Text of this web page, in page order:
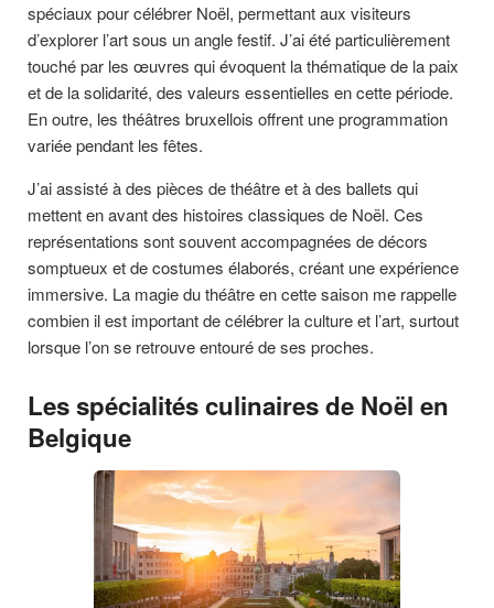
spéciaux pour célébrer Noël, permettant aux visiteurs
d’explorer l’art sous un angle festif. J’ai été particulièrement
touché par les œuvres qui évoquent la thématique de la paix
et de la solidarité, des valeurs essentielles en cette période.
En outre, les théâtres bruxellois offrent une programmation
variée pendant les fêtes.
J’ai assisté à des pièces de théâtre et à des ballets qui
mettent en avant des histoires classiques de Noël. Ces
représentations sont souvent accompagnées de décors
somptueux et de costumes élaborés, créant une expérience
immersive. La magie du théâtre en cette saison me rappelle
combien il est important de célébrer la culture et l’art, surtout
lorsque l’on se retrouve entouré de ses proches.
Les spécialités culinaires de Noël en
Belgique